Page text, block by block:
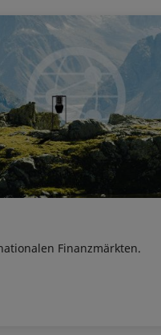
Finanzmärkten.